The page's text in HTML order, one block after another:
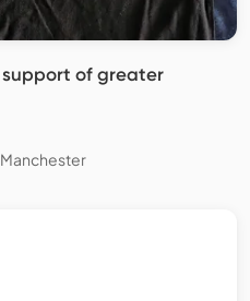
support of greater